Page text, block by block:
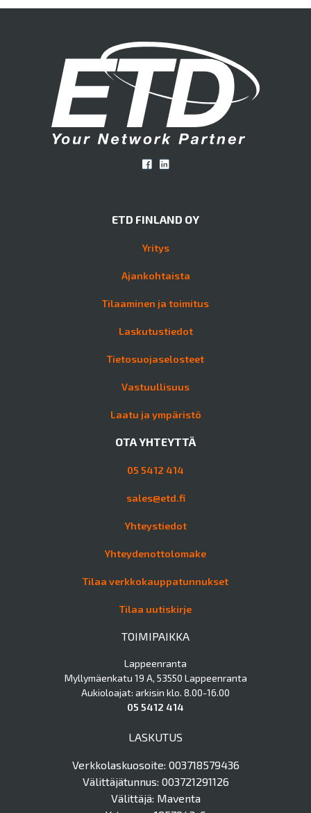
ETD FINLAND OY
Yritys
Ajankohtaista
Tilaaminen ja toimitus
Laskutustiedot
Tietosuojaselosteet
Vastuullisuus
Laatu ja ympäristö
OTA YHTEYTTÄ
05 5412 414
sales@etd.fi
Yhteystiedot
Yhteydenottolomake
Tilaa verkkokauppatunnukset
Tilaa uutiskirje
TOIMIPAIKKA
Lappeenranta
Myllymäenkatu 19 A, 53550 Lappeenranta
Aukioloajat: arkisin klo. 8.00-16.00
05 5412 414
LASKUTUS
Verkkolaskuosoite: 003718579436
Välittäjätunnus: 003721291126
Välittäjä: Maventa